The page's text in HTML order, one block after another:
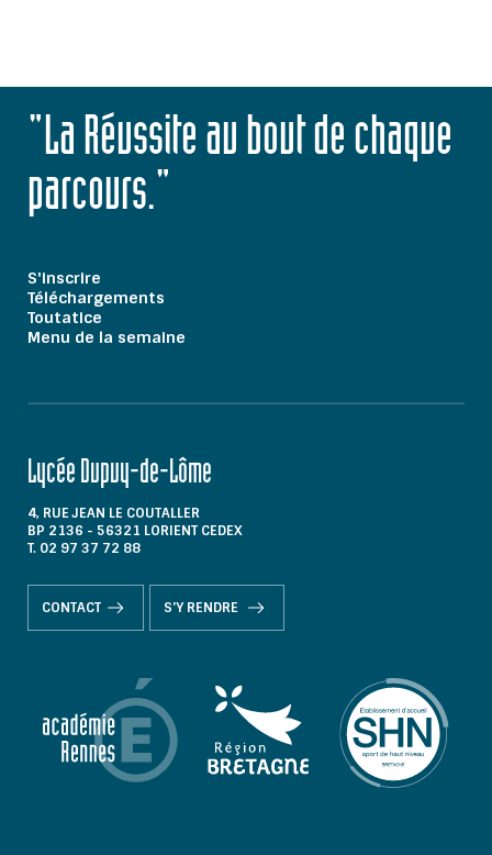
"La Réussite au bout de chaque
parcours."
S'inscrire
Téléchargements
Toutatice
Menu de la semaine
Lycée Dupuy-de-Lôme
4, RUE JEAN LE COUTALLER
BP 2136 - 56321 LORIENT CEDEX
T. 02 97 37 72 88
CONTACT S'Y RENDRE